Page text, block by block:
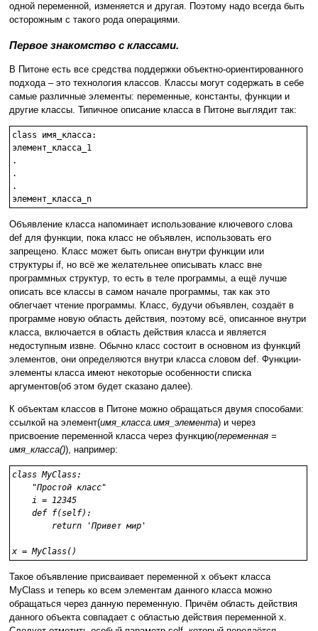
одной переменной, изменяется и другая. Поэтому надо всегда быть
осторожным с такого рода операциями.
Первое знакомство с классами.
В Питоне есть все средства поддержки объектно-ориентированного
подхода – это технология классов. Классы могут содержать в себе
самые различные элементы: переменные, константы, функции и
другие классы. Типичное описание класса в Питоне выглядит так:
class имя_класса:
элемент_класса_1
.
.
.
Объявление класса напоминает использование ключевого слова
def для функции, пока класс не объявлен, использовать его
запрещено. Класс может быть описан внутри функции или
структуры if, но всё же желательнее описывать класс вне
программных структур, то есть в теле программы, а ещё лучше
описать все классы в самом начале программы, так как это
облегчает чтение программы. Класс, будучи объявлен, создаёт в
программе новую область действия, поэтому всё, описанное внутри
класса, включается в область действия класса и является
недоступным извне. Обычно класс состоит в основном из функций
элементов, они определяются внутри класса словом def. Функции-
элементы класса имеют некоторые особенности списка
аргументов(об этом будет сказано далее).
К объектам классов в Питоне можно обращаться двумя способами:
ссылкой на элемент(имя_класса.имя_элемента) и через
присвоение переменной класса через функцию(переменная =
имя_класса()), например:
class MyClass:
    "Простой класс"
    i = 12345
    def f(self):
        return 'Привет мир'
x = MyClass()
Такое объявление присваивает переменной х объект класса
MyClass и теперь ко всем элементам данного класса можно
обращаться через данную переменную. Причём область действия
данного объекта совпадает с областью действия переменной х.